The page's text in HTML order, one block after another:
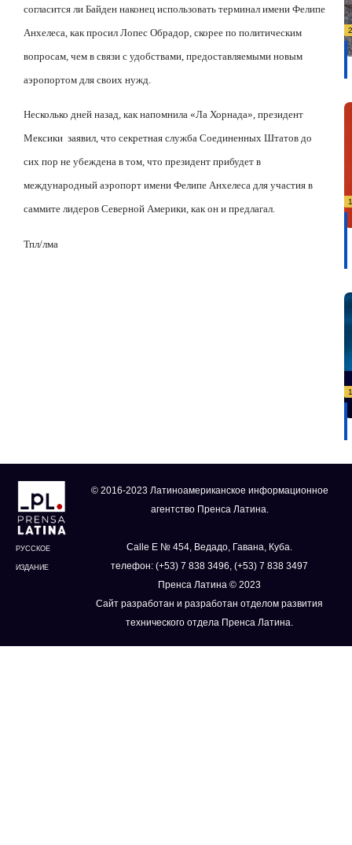
согласится ли Байден наконец использовать терминал имени Фелипе
Анхелеса, как просил Лопес Обрадор, скорее по политическим
вопросам, чем в связи с удобствами, предоставляемыми новым
аэропортом для своих нужд.
Несколько дней назад, как напомнила «Ла Хорнада», президент
Мексики заявил, что секретная служба Соединенных Штатов до
сих пор не убеждена в том, что президент прибудет в
международный аэропорт имени Фелипе Анхелеса для участия в
саммите лидеров Северной Америки, как он и предлагал.
Тпл/лма
РУССКОЕ
ИЗДАНИЕ
© 2016-2023 Латиноамериканское информационное
агентство Пренса Латина.
Calle E № 454, Ведадо, Гавана, Куба.
телефон: (+53) 7 838 3496, (+53) 7 838 3497
Пренса Латина © 2023
Сайт разработан и разработан отделом развития
технического отдела Пренса Латина.